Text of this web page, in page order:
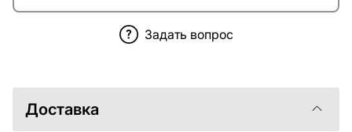
Задать вопрос
Доставка